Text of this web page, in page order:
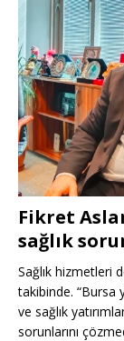
Fikret
sağlık
Sağlık hizmetleri
takibinde. “Bursa
ve sağlık
sorunlarını